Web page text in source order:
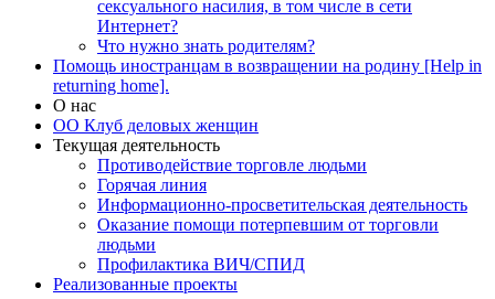
сексуального насилия, в том числе в сети
Интернет?
Что нужно знать родителям?
Помощь иностранцам в возвращении на родину [Help in
returning home].
О нас
ОО Клуб деловых женщин
Текущая деятельность
Противодействие торговле людьми
Горячая линия
Информационно-просветительская деятельность
Оказание помощи потерпевшим от торговли
людьми
Профилактика ВИЧ/СПИД
Реализованные проекты